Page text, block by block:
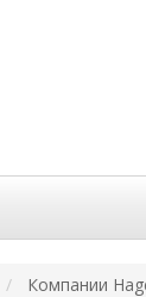
Компании